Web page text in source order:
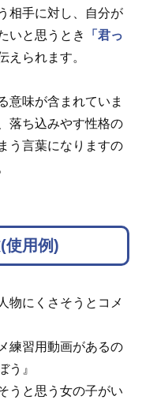
相手に対し、自分が
いと思うとき
「君っ
えられます。
意味が含まれていま
落ち込みやす性格の
う言葉になりますの
使用例)
物にくさそうとコメ
練習用動画があるの
う』
うと思う女の子がい